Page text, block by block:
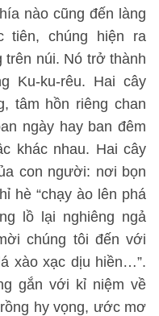
nào cũng đến làng
tiên, chúng hiện ra
núi. Nó trở thành
Ku-ku-rêu. Hai cây
tâm hồn riêng chan
ngày hay ban đêm
khác nhau. Hai cây
con người: nơi bọn
hè “chạy ào lên phá
lồ lại nghiêng ngả
chúng tôi đến với
xào xạc dịu hiền…”.
gắn với kỉ niệm về
hy vọng, ước mơ